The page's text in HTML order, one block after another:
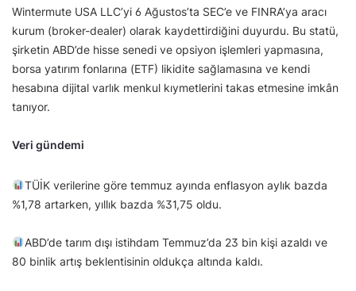
Wintermute USA LLC’yi 6 Ağustos’ta SEC’e ve FINRA’ya aracı
kurum (broker-dealer) olarak kaydettirdiğini duyurdu. Bu statü,
şirketin ABD’de hisse senedi ve opsiyon işlemleri yapmasına,
borsa yatırım fonlarına (ETF) likidite sağlamasına ve kendi
hesabına dijital varlık menkul kıymetlerini takas etmesine imkân
tanıyor.
Veri gündemi
TÜİK verilerine göre temmuz ayında enflasyon aylık bazda
%1,78 artarken, yıllık bazda %31,75 oldu.
ABD’de tarım dışı istihdam Temmuz’da 23 bin kişi azaldı ve
80 binlik artış beklentisinin oldukça altında kaldı.